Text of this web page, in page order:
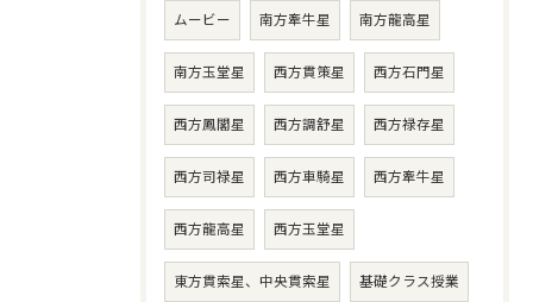
ムービー 南方牽牛星 南方龍高星
南方玉堂星 西方貫策星 西方石門星
西方鳳閣星 西方調舒星 西方禄存星
西方司禄星 西方車騎星 西方牽牛星
西方龍高星 西方玉堂星
東方貫索星、中央貫索星 基礎クラス授業